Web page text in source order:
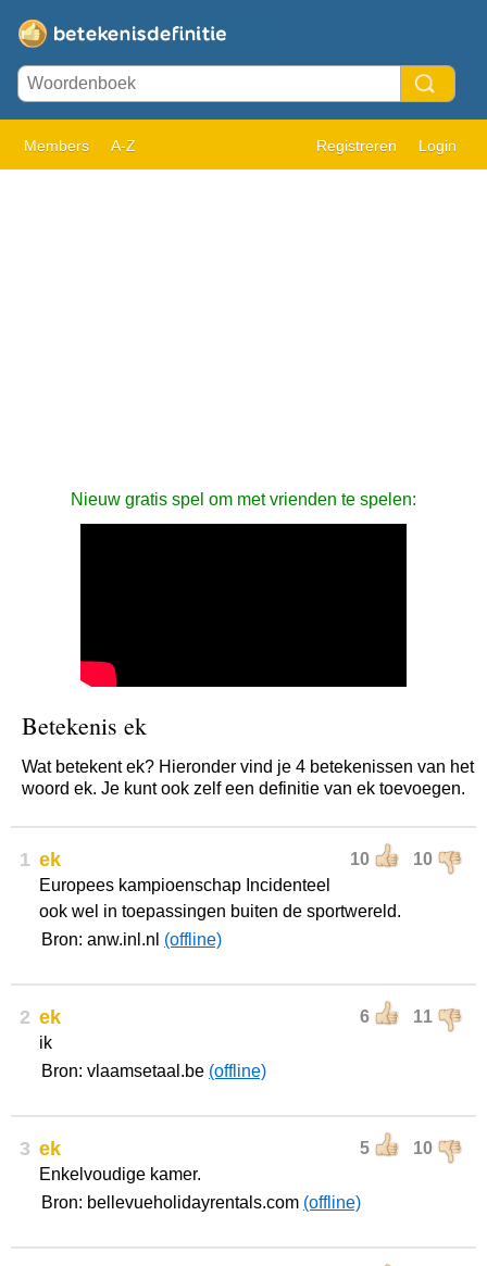
Members A-Z Registreren Login
Nieuw gratis spel om met vrienden te spelen:
Betekenis ek
Wat betekent ek? Hieronder vind je 4 betekenissen van het
woord ek. Je kunt ook zelf een definitie van ek toevoegen.
1 10 10
ek
Europees kampioenschap Incidenteel
ook wel in toepassingen buiten de sportwereld.
Bron: anw.inl.nl (offline)
2 6 11
ek
ik
Bron: vlaamsetaal.be (offline)
3 5 10
ek
Enkelvoudige kamer.
Bron: bellevueholidayrentals.com (offline)